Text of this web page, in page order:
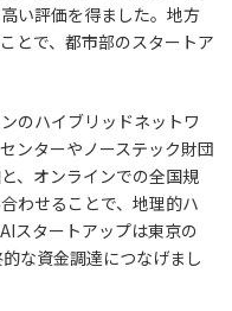
い評価を得ました。地方
とで、都市部のスタートア
のハイブリッドネットワ
ンターやノーステック財団
、オンラインでの全国規
わせることで、地理的ハ
スタートアップは東京の
な資金調達につなげまし